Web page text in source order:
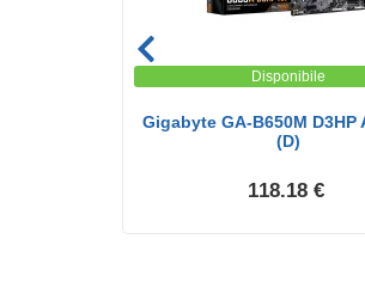
Disponibile
Gigabyte GA-B650M D3HP
(D)
118.18 €